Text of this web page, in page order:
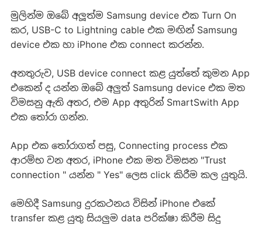
මුලින්ම ඔබේ අලූත්ම Samsung device එක Turn On
කර, USB-C to Lightning cable එක මඟින් Samsung
device එක හා iPhone එක connect කරන්න.
අනතුරුව, USB device connect කළ යුත්තේ කුමන App
එකෙන් ද යන්න ඔබේ අලුත් Samsung device එක මත
විමසනු ඇති අතර, එම App අතුරින් SmartSwith App
එක තෝරා ගන්න.
App එක තෝරාගත් පසු, Connecting process එක
ආරම්භ වන අතර, iPhone එක මත විමසන "Trust
connection " යන්න " Yes" ලෙස click කිරීම කල යුතුයි.
මෙහිදී Samsung දුරකථනය විසින් iPhone එකේ
transfer කළ යුතු සියලුම data පරික්ෂා කිරීම සිදු